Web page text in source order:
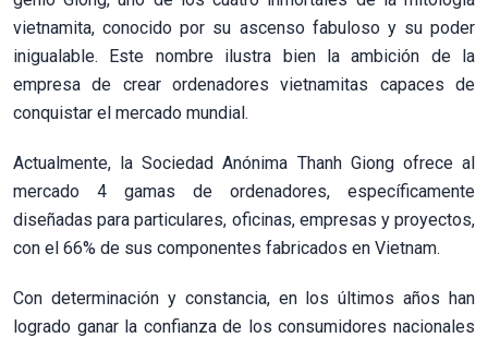
vietnamita, conocido por su ascenso fabuloso y su poder
inigualable. Este nombre ilustra bien la ambición de la
empresa de crear ordenadores vietnamitas capaces de
conquistar el mercado mundial.
Actualmente, la Sociedad Anónima Thanh Giong ofrece al
mercado 4 gamas de ordenadores, específicamente
diseñadas para particulares, oficinas, empresas y proyectos,
con el 66% de sus componentes fabricados en Vietnam.
Con determinación y constancia, en los últimos años han
logrado ganar la confianza de los consumidores nacionales